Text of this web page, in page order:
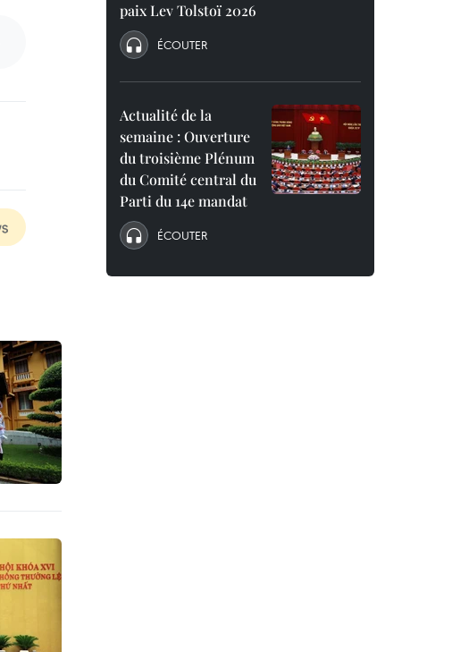
paix Lev Tolstoï 2026
ÉCOUTER
Actualité de la
semaine : Ouverture
du troisième Plénum
du Comité central du
Parti du 14e mandat
ÉCOUTER